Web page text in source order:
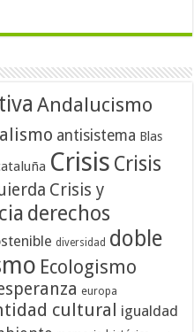
Andalucismo
antisistema Blas
Crisis Crisis
Crisis y
derechos
diversidad doble
Ecologismo
europa
cultural igualdad